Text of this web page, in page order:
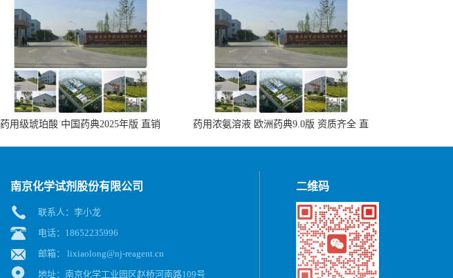
药用级琥珀酸 中国药典2025年版 直销
药用浓氨溶液 欧洲药典9.0版 资质齐全 直
南京化学试剂股份有限公司
联系人：李小龙
电话：18652235996
邮箱： lixiaolong@nj-reagent.cn
地址：南京化学工业园区赵桥河南路109号
二维码